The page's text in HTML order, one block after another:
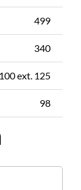
499
340
ext. 125
98